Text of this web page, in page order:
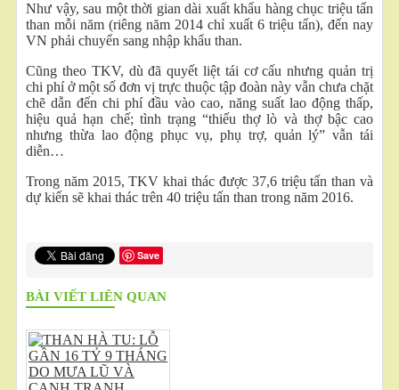
Như vậy, sau một thời gian dài xuất khẩu hàng chục triệu tấn
than mỗi năm (riêng năm 2014 chỉ xuất 6 triệu tấn), đến nay
VN phải chuyển sang nhập khẩu than.
Cũng theo TKV, dù đã quyết liệt tái cơ cấu nhưng quản trị
chi phí ở một số đơn vị trực thuộc tập đoàn này vẫn chưa chặt
chẽ dẫn đến chi phí đầu vào cao, năng suất lao động thấp,
hiệu quả hạn chế; tình trạng “thiếu thợ lò và thợ bậc cao
nhưng thừa lao động phục vụ, phụ trợ, quản lý” vẫn tái
diễn…
Trong năm 2015, TKV khai thác được 37,6 triệu tấn than và
dự kiến sẽ khai thác trên 40 triệu tấn than trong năm 2016.
Save
BÀI VIẾT LIÊN QUAN